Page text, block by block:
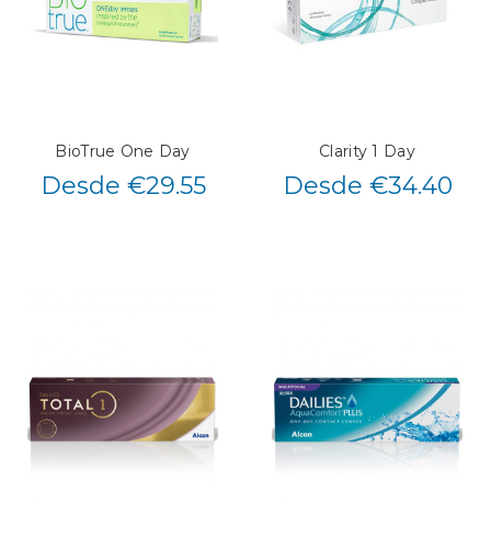
BioTrue One Day
Desde €29.55
Clarity 1 Day
Desde €34.40